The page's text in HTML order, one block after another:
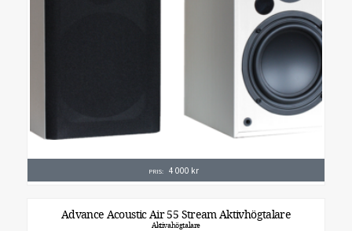
PRIS: 4 000 kr
Advance Acoustic Air 55 Stream Aktivhögtalare
Aktivahögtalare